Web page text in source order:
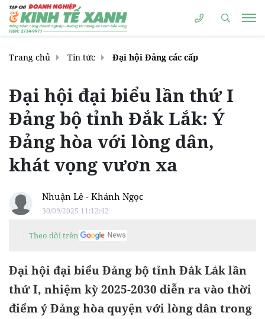
Trang chủ Tin tức Đại hội Đảng các cấp
Đại hội đại biểu lần thứ I
Đảng bộ tỉnh Đắk Lắk: Ý
Đảng hòa với lòng dân,
khát vọng vươn xa
Nhuận Lê - Khánh Ngọc
30/09/2025 11:12:42
Theo dõi trên
Đại hội đại biểu Đảng bộ tỉnh Đắk Lắk lần
thứ I, nhiệm kỳ 2025-2030 diễn ra vào thời
điểm ý Đảng hòa quyện với lòng dân trong